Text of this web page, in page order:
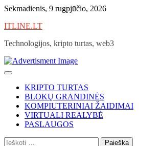
Skip
content
Sekmadienis, 9 rugpjūčio, 2026
ITLINE.LT
Technologijos, kripto turtas, web3
KRIPTO TURTAS
BLOKŲ GRANDINĖS
KOMPIUTERINIAI ŽAIDIMAI
VIRTUALI REALYBĖ
PASLAUGOS
Ieškoti: